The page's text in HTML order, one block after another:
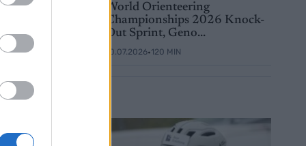
World Orienteering
Championships 2026 Knock-
Out Sprint, Geno...
10.07.2026•120 MIN